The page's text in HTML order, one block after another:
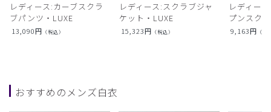
レディース:カーブスクラ
ブパンツ・LUXE
13,090円 （税込）
レディース:スクラブジャ
ケット・LUXE
15,323円 （税込）
レディー
プンスク
9,163円 （税
おすすめのメンズ白衣